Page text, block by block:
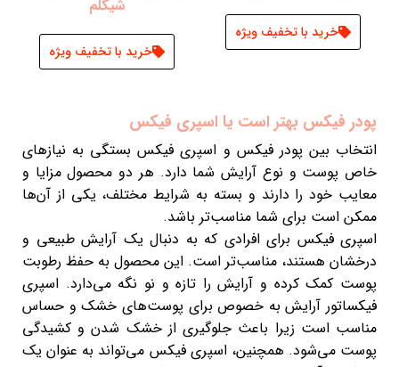
خرید با تخفیف ویژه
شیگلم
خرید با تخفیف ویژه
پودر فیکس بهتر است یا اسپری فیکس
انتخاب بین پودر فیکس و اسپری فیکس بستگی به نیازهای
خاص پوست و نوع آرایش شما دارد. هر دو محصول مزایا و
معایب خود را دارند و بسته به شرایط مختلف، یکی از آن‌ها
ممکن است برای شما مناسب‌تر باشد.
اسپری فیکس برای افرادی که به دنبال یک آرایش طبیعی و
درخشان هستند، مناسب‌تر است. این محصول به حفظ رطوبت
پوست کمک کرده و آرایش را تازه و نو نگه می‌دارد. اسپری
فیکساتور آرایش به خصوص برای پوست‌های خشک و حساس
مناسب است زیرا باعث جلوگیری از خشک شدن و کشیدگی
پوست می‌شود. همچنین، اسپری فیکس می‌تواند به عنوان یک